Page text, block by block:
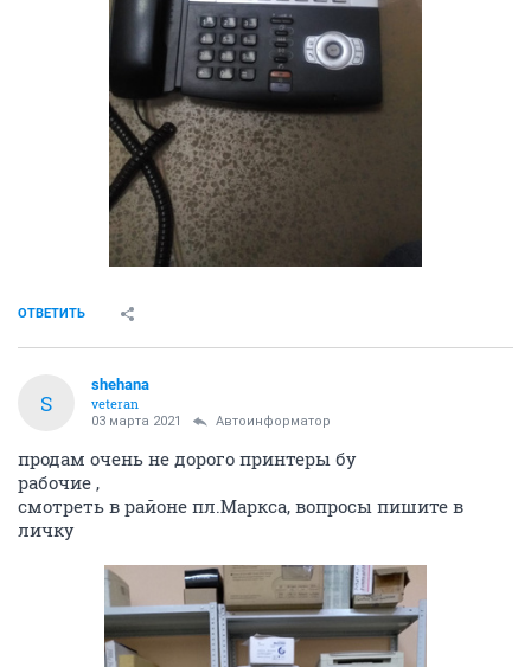
ОТВЕТИТЬ
S
shehana
veteran
03 марта 2021 Автоинформатор
продам очень не дорого принтеры бу
рабочие ,
смотреть в районе пл.Маркса, вопросы пишите в
личку